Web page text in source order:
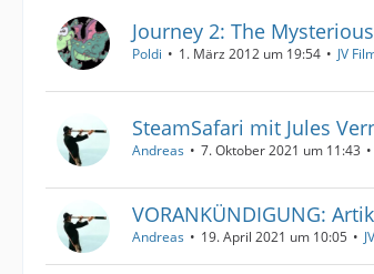
Journey 2: The
Poldi 1. März 2012 um 19:54 JV
SteamSafari mit Jules
Andreas 7. Oktober 2021 um 11:43
VORANKÜNDIGUNG:
Andreas 19. April 2021 um 10:05